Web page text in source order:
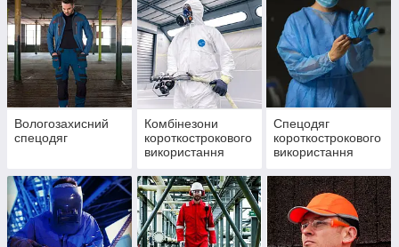
Вологозахисний
спецодяг
Комбінезони
короткострокового
використання
Спецодяг
короткострокового
використання